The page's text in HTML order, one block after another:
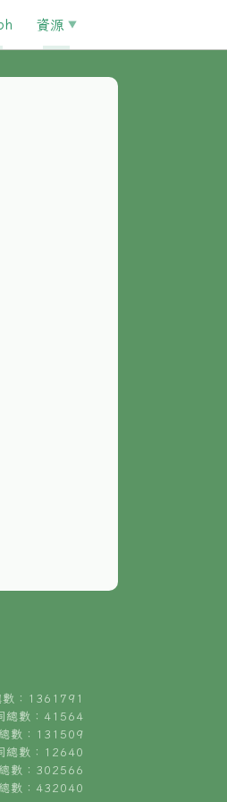
資源
：1361791
總數：41564
數：131509
總數：12640
數：302566
數：432040